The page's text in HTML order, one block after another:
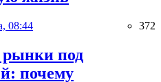
08:44 372
под
почему